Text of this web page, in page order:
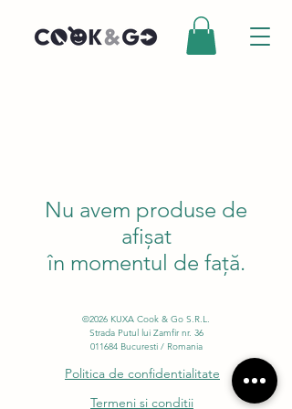
Nu avem produse de
afișat
în momentul de față.
©2026 KUXA Cook & Go S.R.L.
Strada Putul lui Zamfir nr. 36
011684 Bucuresti / Romania
Politica de confidentialitate
Termeni si conditii